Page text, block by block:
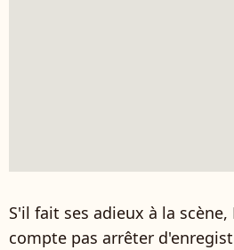
S'il fait ses adieux à la
compte pas arrêter